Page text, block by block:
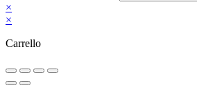
×
×
Carrello